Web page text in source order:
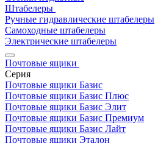
Штабелеры
Ручные гидравлические штабелеры
Самоходные штабелеры
Электрические штабелеры
Почтовые ящики
Серия
Почтовые ящики Базис
Почтовые ящики Базис Плюс
Почтовые ящики Базис Элит
Почтовые ящики Базис Премиум
Почтовые ящики Базис Лайт
Почтовые ящики Эталон